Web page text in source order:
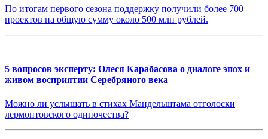
По итогам первого сезона поддержку получили более 700
проектов на общую сумму около 500 млн рублей.
5 вопросов эксперту: Олеся Карабасова о диалоге эпох и
живом восприятии Серебряного века
Можно ли услышать в стихах Мандельштама отголоски
лермонтовского одиночества?